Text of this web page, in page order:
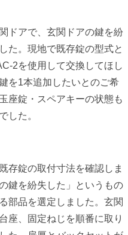
ドアで、玄関ドアの鍵を紛
た。現地で既存錠の型式と
2を使用して交換してほし
を1本追加したいとのご希
座錠・スペアキーの状態も
した。
存錠の取付寸法を確認しま
鍵を紛失した」というもの
部品を選定しました。玄関
座、固定ねじを順番に取り